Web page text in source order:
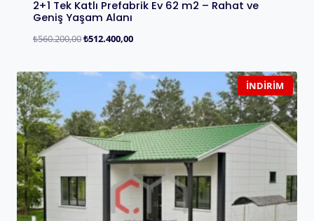
2+1 Tek Katlı Prefabrik Ev 62 m2 – Rahat ve
Geniş Yaşam Alanı
₺560.200,00₺512.400,00
İNDIRIM